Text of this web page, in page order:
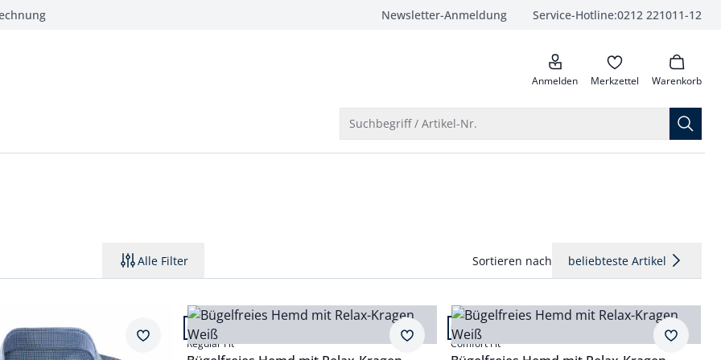
Newsletter-Anmeldung Service-Hotline:0212 221011-12
anrufen
Anmelden Merkzettel Warenkorb
Suchbegriff / Artikel-Nr.
Alle Filter Sortieren nach beliebteste Artikel
Fit.
Merkzettel
Artikel 3 von 24.
Passform Regular Fit.
Regular Fit Merkzettel
Artikel 4 von 24.
Passform Comfort Fit.
Comfort Fit